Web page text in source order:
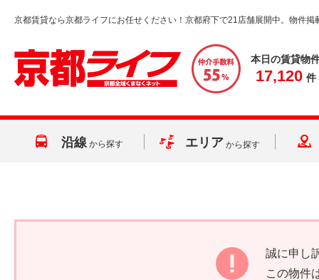
京都賃貸なら京都ライフにお任せください！京都府下で21店舗展開中。物件掲
本日の賃貸物
17,120 件
沿線 から探す エリア から探す
誠に申し
この物件